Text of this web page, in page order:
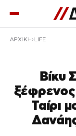
ΑΡΧΙΚΉ LIFE
Βίκυ
ξέφρενος
Ταίρι